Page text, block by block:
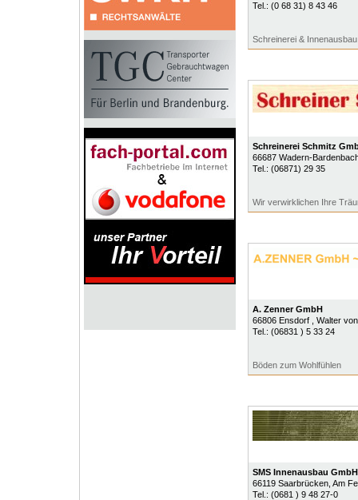
Tel.: (0 68 31) 8 43 46
Schreinerei & Innenausbau
Schreinerei Schmitz
66687 Wadern-
Tel.: (06871) 29 35
Wir verwirklichen Ihre
A. Zenner GmbH
66806 Ensdorf
, Walter
Tel.: (06831 ) 5 33 24
Böden zum Wohlfühlen
SMS Innenausbau GmbH
66119 Saarbrücken, Am
Tel.: (0681 ) 9 48 27-0